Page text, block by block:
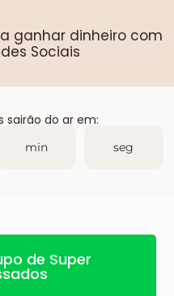
ganhar dinheiro com
Sociais
sairão do ar em:
min seg
de Super